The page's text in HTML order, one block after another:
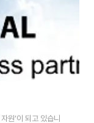
원’이 되고 있습니